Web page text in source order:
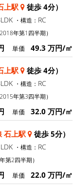
上駅 徒歩 4分）
・構造： RC
年第1四半期）
単価 49.3 万円/㎡
上駅 徒歩 4分）
・構造： RC
年第3四半期）
単価 32.0 万円/㎡
石上駅 徒歩 5分）
・構造： RC
第2四半期）
単価 22.0 万円/㎡